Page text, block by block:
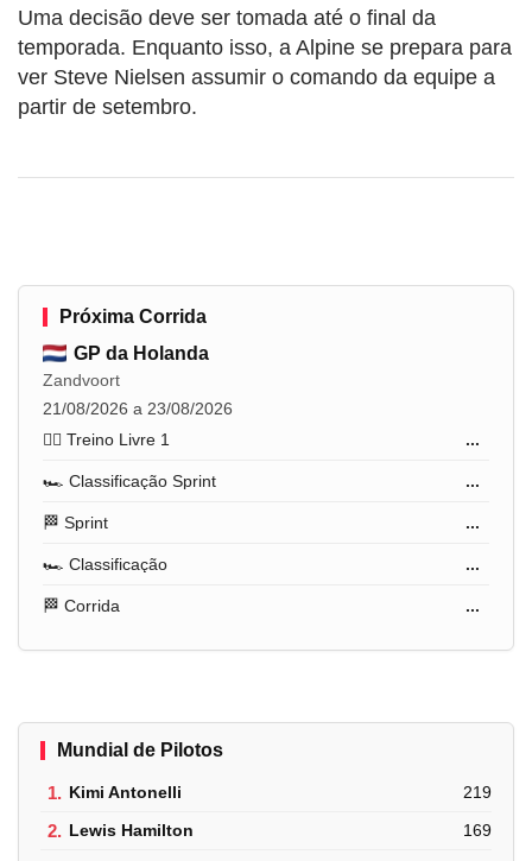
Uma decisão deve ser tomada até o final da
temporada. Enquanto isso, a Alpine se prepara para
ver Steve Nielsen assumir o comando da equipe a
partir de setembro.
Próxima Corrida
GP da Holanda
Zandvoort
21/08/2026 a 23/08/2026
🏋️‍♂️ Treino Livre 1
...
🏎️ Classificação Sprint ...
🏁 Sprint ...
🏎️ Classificação ...
🏁 Corrida ...
Mundial de Pilotos
1. Kimi Antonelli 219
2. Lewis Hamilton 169